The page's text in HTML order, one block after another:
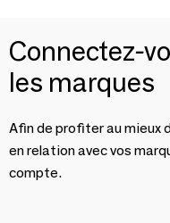
Connectez-
les marques
Afin de profiter au mieux
en relation avec vos
compte.